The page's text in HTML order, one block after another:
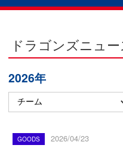
ドラゴンズニュー
2026年
2026/04/23